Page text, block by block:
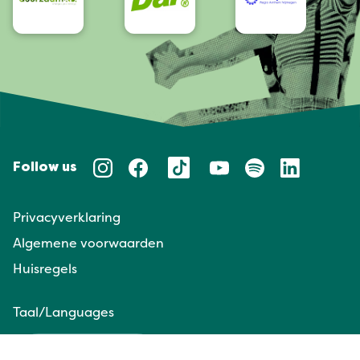
Follow us
Privacyverklaring
Algemene voorwaarden
Huisregels
Taal/Languages